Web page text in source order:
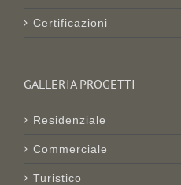
Certificazioni
GALLERIA PROGETTI
Residenziale
Commerciale
Turistico